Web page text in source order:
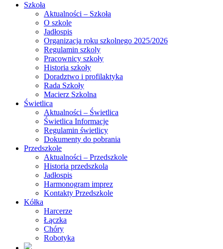
Szkoła
Aktualności – Szkoła
O szkole
Jadłospis
Organizacja roku szkolnego 2025/2026
Regulamin szkoly
Pracownicy szkoły
Historia szkoły
Doradztwo i profilaktyka
Rada Szkoły
Macierz Szkolna
Świetlica
Aktualności – Świetlica
Świetlica Informacje
Regulamin świetlicy
Dokumenty do pobrania
Przedszkole
Aktualności – Przedszkole
Historia przedszkola
Jadłospis
Harmonogram imprez
Kontakty Przedszkole
Kółka
Harcerze
Łączka
Chóry
Robotyka